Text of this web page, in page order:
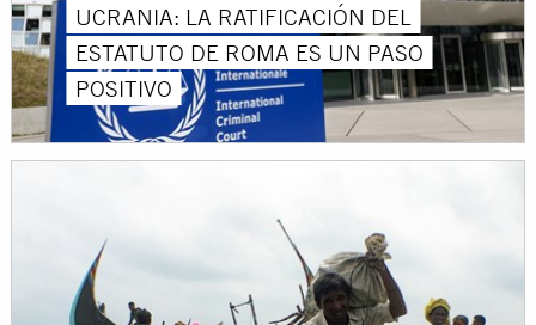
UCRANIA: LA RATIFICACIÓN DEL
ESTATUTO DE ROMA ES UN PASO
POSITIVO